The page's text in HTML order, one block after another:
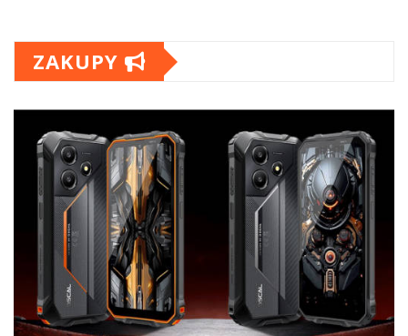
ZAKUPY